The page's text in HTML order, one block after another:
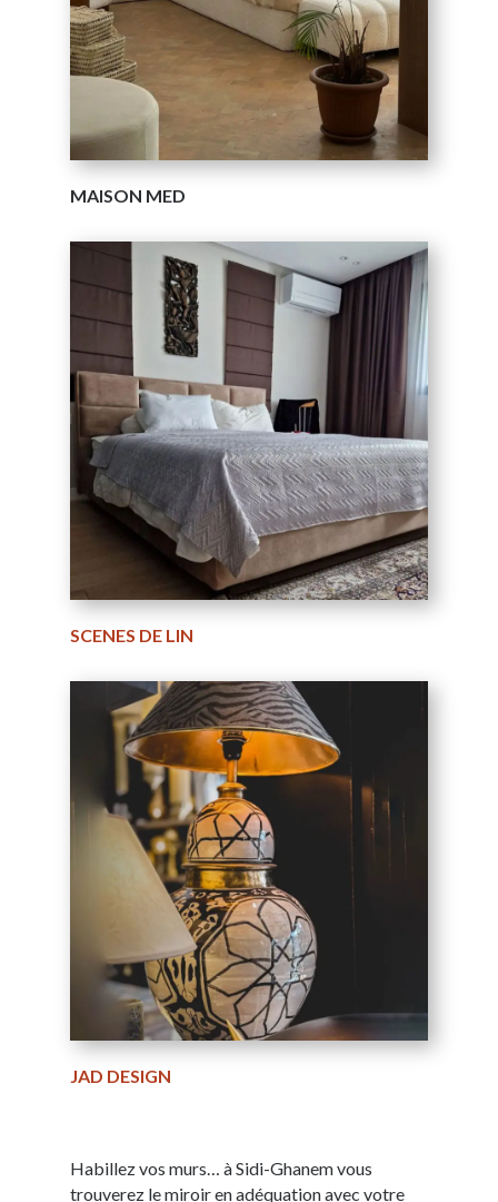
MAISON MED
SCENES DE LIN
JAD DESIGN
Habillez vos murs… à Sidi-Ghanem vous
trouverez le miroir en adéquation avec votre